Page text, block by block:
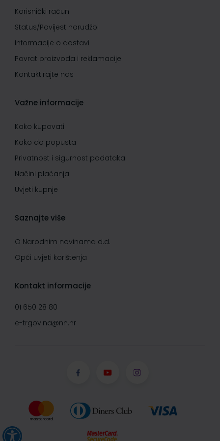
Korisnički račun
Status/Povijest narudžbi
Informacije o dostavi
Povrat proizvoda i reklamacije
Kontaktirajte nas
Važne informacije
Kako kupovati
Kako do popusta
Privatnost i sigurnost podataka
Načini plaćanja
Uvjeti kupnje
Saznajte više
O Narodnim novinama d.d.
Opći uvjeti korištenja
Kontakt informacije
01 650 28 80
e-trgovina@nn.hr